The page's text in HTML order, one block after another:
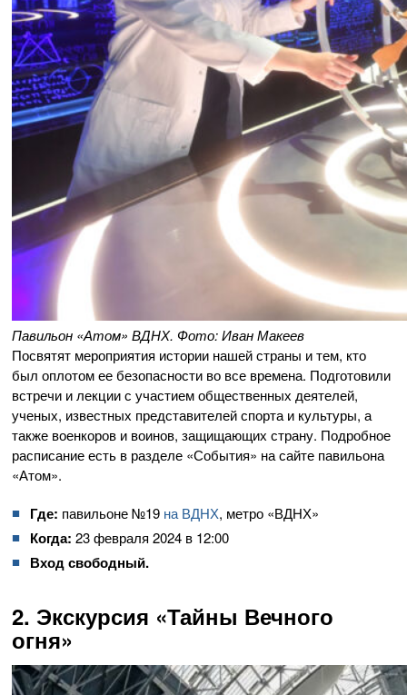
Павильон «Атом» ВДНХ. Фото: Иван Макеев
Посвятят мероприятия истории нашей страны и тем, кто
был оплотом ее безопасности во все времена. Подготовили
встречи и лекции с участием общественных деятелей,
ученых, известных представителей спорта и культуры, а
также военкоров и воинов, защищающих страну. Подробное
расписание есть в разделе «События» на сайте павильона
«Атом».
Где: павильоне №19 на ВДНХ, метро «ВДНХ»
Когда: 23 февраля 2024 в 12:00
Вход свободный.
2. Экскурсия «Тайны Вечного
огня»